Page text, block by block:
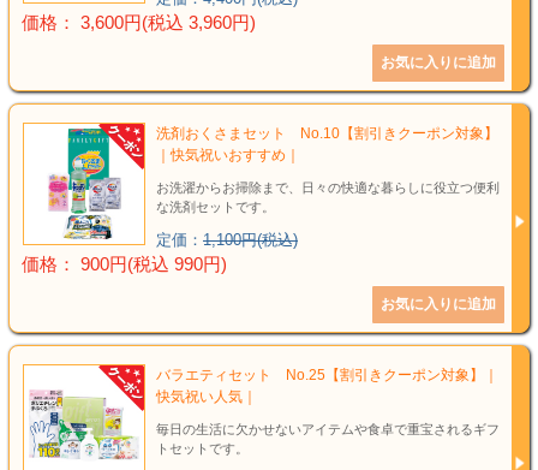
価格： 3,600円(税込 3,960円)
洗剤おくさまセット No.10【割引きクーポン対象】
｜快気祝いおすすめ｜
お洗濯からお掃除まで、日々の快適な暮らしに役立つ便利
な洗剤セットです。
定価： 1,100円(税込)
価格： 900円(税込 990円)
バラエティセット No.25【割引きクーポン対象】｜
快気祝い人気｜
毎日の生活に欠かせないアイテムや食卓で重宝されるギフ
トセットです。